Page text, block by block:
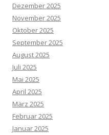
Dezember 2025
November 2025
Oktober 2025
September 2025
August 2025
Juli 2025
Mai 2025
April 2025
März 2025
Februar 2025
Januar 2025